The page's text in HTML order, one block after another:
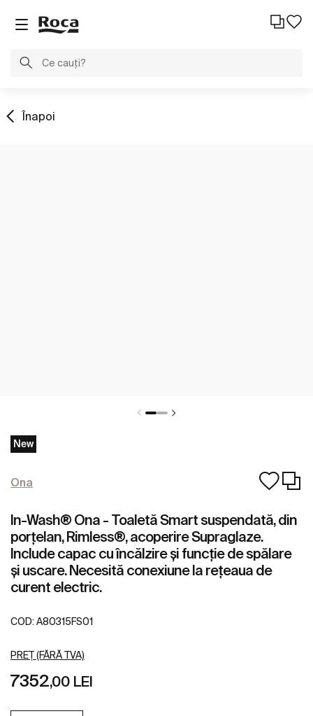
Înapoi
New
Ona
In-Wash® Ona - Toaletă Smart suspendată, din
porțelan, Rimless®, acoperire Supraglaze.
Include capac cu încălzire și funcție de spălare
și uscare. Necesită conexiune la rețeaua de
curent electric.
COD: A80315FS01
PREȚ (FĂRĂ TVA)
7352,00 LEI